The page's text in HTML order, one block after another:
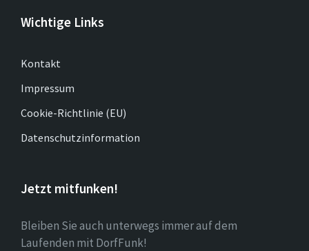
Wichtige Links
Kontakt
Impressum
Cookie-Richtlinie (EU)
Datenschutzinformation
Jetzt mitfunken!
Bleiben Sie auch unterwegs immer auf dem
Laufenden mit DorfFunk!